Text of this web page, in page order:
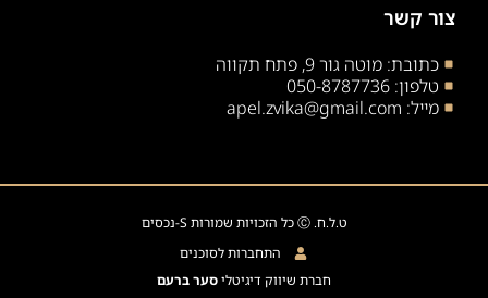
צור קשר
כתובת: מוטה גור 9, פתח תקווה
טלפון: 050-8787736
מייל: apel.zvika@gmail.com
ט.ל.ח. Ⓒ כל הזכויות שמורות S-נכסים
התחברות לסוכנים
חברת שיווק דיגיטליסער ברעם